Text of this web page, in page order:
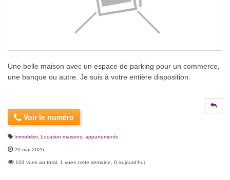
Une belle maison avec un espace de parking pour un commerce,
une banque ou autre. Je suis à votre entière disposition.
Voir le numéro
Immobilier, Location maisons, appartements
20 mai 2026
103 vues au total, 1 vues cette semaine, 0 aujourd'hui